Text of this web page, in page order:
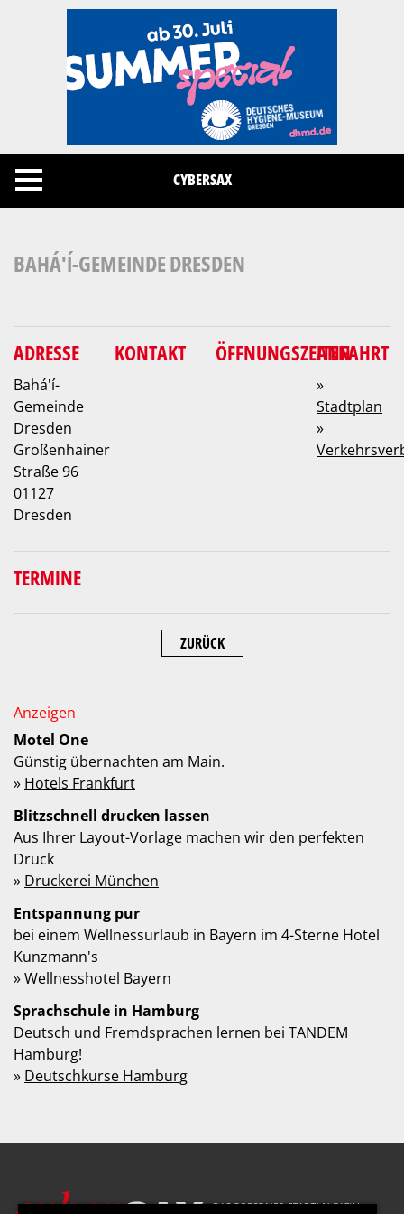
CYBERSAX
BAHÁ'Í-GEMEINDE DRESDEN
ADRESSE
Bahá'í-
Gemeinde
Dresden
Großenhainer
Straße 96
01127
Dresden
KONTAKT ÖFFNUNGSZEITENANFAHRT
»
Stadtplan
»
TERMINE
ZURÜCK
Motel One
Günstig übernachten am Main.
» Hotels Frankfurt
Blitzschnell drucken lassen
Aus Ihrer Layout-Vorlage machen wir den perfekten
Druck
» Druckerei München
Entspannung pur
bei einem Wellnessurlaub in Bayern im 4-Sterne Hotel
Kunzmann's
»Wellnesshotel Bayern
Sprachschule in Hamburg
Deutsch und Fremdsprachen lernen bei TANDEM
Hamburg!
» Deutschkurse Hamburg
Cookies management panel